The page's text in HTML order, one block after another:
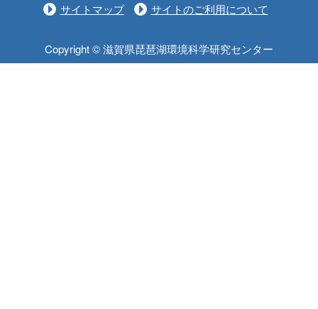
サイトマップ サイトのご利用について
Copyright © 滋賀県琵琶湖環境科学研究センター